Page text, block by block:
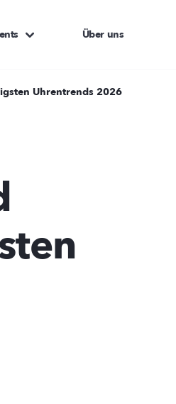
Über uns
Uhrentrends 2026